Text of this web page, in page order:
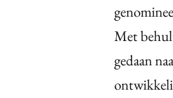
Met
gedaan